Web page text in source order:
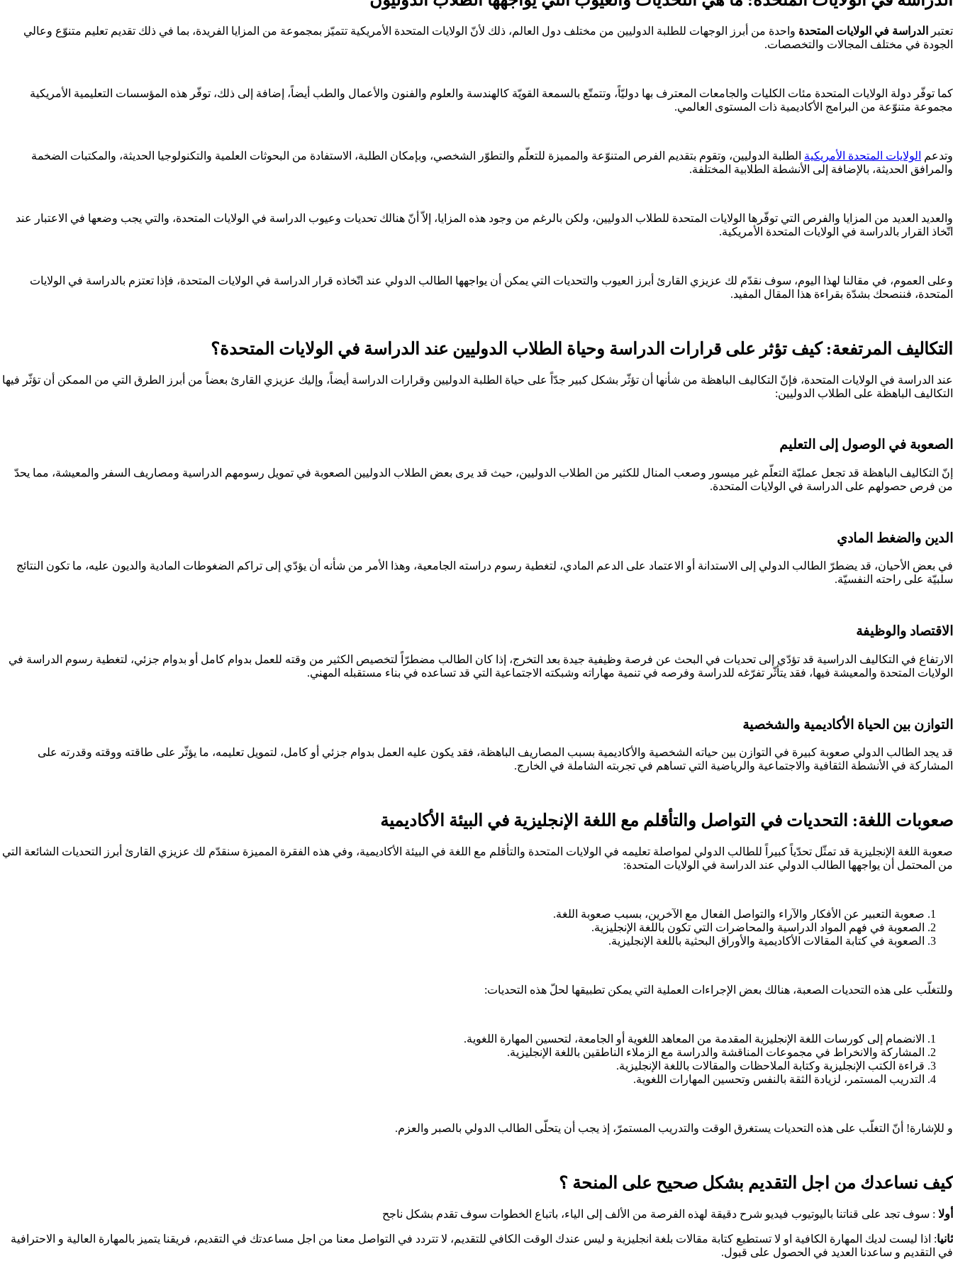
تعتبر الدراسة في الولايات المتحدة واحدة من أبرز الوجهات للطلبة الدوليين من مختلف دول العالم، ذلك لأنّ الولايات المتحدة الأمريكية تتميّز بمجموعة من المزايا الفريدة، بما في ذلك تقديم تعليم متنوّع وعالي
الجودة في مختلف المجالات والتخصصات.
كما توفّر دولة الولايات المتحدة مئات الكليات والجامعات المعترف بها دوليّاً، وتتمتّع بالسمعة القويّة كالهندسة والعلوم والفنون والأعمال والطب أيضاً، إضافة إلى ذلك، توفّر هذه المؤسسات التعليمية الأمريكية
مجموعة متنوّعة من البرامج الأكاديمية ذات المستوى العالمي.
وتدعم الولايات المتحدة الأمريكية الطلبة الدوليين، وتقوم بتقديم الفرص المتنوّعة والمميزة للتعلّم والتطوّر الشخصي، وبإمكان الطلبة، الاستفادة من البحوثات العلمية والتكنولوجيا الحديثة، والمكتبات الضخمة
والمرافق الحديثة، بالإضافة إلى الأنشطة الطلابية المختلفة.
والعديد العديد من المزايا والفرص التي توفّرها الولايات المتحدة للطلاب الدوليين، ولكن بالرغم من وجود هذه المزايا، إلاّ أنّ هنالك تحديات وعيوب الدراسة في الولايات المتحدة، والتي يجب وضعها في الاعتبار عند
اتّخاذ القرار بالدراسة في الولايات المتحدة الأمريكية.
وعلى العموم، في مقالنا لهذا اليوم، سوف نقدّم لك عزيزي القارئ أبرز العيوب والتحديات التي يمكن أن يواجهها الطالب الدولي عند اتّخاذه قرار الدراسة في الولايات المتحدة، فإذا تعتزم بالدراسة في الولايات
المتحدة، فننصحك بشدّة بقراءة هذا المقال المفيد.
التكاليف المرتفعة: كيف تؤثر على قرارات الدراسة وحياة الطلاب الدوليين عند الدراسة في الولايات المتحدة؟
عند الدراسة في الولايات المتحدة، فإنّ التكاليف الباهظة من شأنها أن تؤثّر بشكل كبير جدّاً على حياة الطلبة الدوليين وقرارات الدراسة أيضاً، وإليك عزيزي القارئ بعضاً من أبرز الطرق التي من الممكن أن تؤثّر فيها
التكاليف الباهظة على الطلاب الدوليين:
الصعوبة في الوصول إلى التعليم
إنّ التكاليف الباهظة قد تجعل عمليّة التعلّم غير ميسور وصعب المنال للكثير من الطلاب الدوليين، حيث قد يرى بعض الطلاب الدوليين الصعوبة في تمويل رسومهم الدراسية ومصاريف السفر والمعيشة، مما يحدّ
من فرص حصولهم على الدراسة في الولايات المتحدة.
الدين والضغط المادي
في بعض الأحيان، قد يضطرّ الطالب الدولي إلى الاستدانة أو الاعتماد على الدعم المادي، لتغطية رسوم دراسته الجامعية، وهذا الأمر من شأنه أن يؤدّي إلى تراكم الضغوطات المادية والديون عليه، ما تكون النتائج
سلبيّة على راحته النفسيّة.
الاقتصاد والوظيفة
الارتفاع في التكاليف الدراسية قد تؤدّي إلى تحديات في البحث عن فرصة وظيفية جيدة بعد التخرج، إذا كان الطالب مضطرّاً لتخصيص الكثير من وقته للعمل بدوام كامل أو بدوام جزئي، لتغطية رسوم الدراسة في
الولايات المتحدة والمعيشة فيها، فقد يتأثّر تفرّغه للدراسة وفرصه في تنمية مهاراته وشبكته الاجتماعية التي قد تساعده في بناء مستقبله المهني.
التوازن بين الحياة الأكاديمية والشخصية
قد يجد الطالب الدولي صعوبة كبيرة في التوازن بين حياته الشخصية والأكاديمية بسبب المصاريف الباهظة، فقد يكون عليه العمل بدوام جزئي أو كامل، لتمويل تعليمه، ما يؤثّر على طاقته ووقته وقدرته على
المشاركة في الأنشطة الثقافية والاجتماعية والرياضية التي تساهم في تجربته الشاملة في الخارج.
صعوبات اللغة: التحديات في التواصل والتأقلم مع اللغة الإنجليزية في البيئة الأكاديمية
صعوبة اللغة الإنجليزية قد تمثّل تحدّياً كبيراً للطالب الدولي لمواصلة تعليمه في الولايات المتحدة والتأقلم مع اللغة في البيئة الأكاديمية، وفي هذه الفقرة المميزة سنقدّم لك عزيزي القارئ أبرز التحديات الشائعة التي
من المحتمل أن يواجهها الطالب الدولي عند الدراسة في الولايات المتحدة:
صعوبة التعبير عن الأفكار والآراء والتواصل الفعال مع الآخرين، بسبب صعوبة اللغة.
الصعوبة في فهم المواد الدراسية والمحاضرات التي تكون باللغة الإنجليزية.
الصعوبة في كتابة المقالات الأكاديمية والأوراق البحثية باللغة الإنجليزية.
وللتغلّب على هذه التحديات الصعبة، هنالك بعض الإجراءات العملية التي يمكن تطبيقها لحلّ هذه التحديات:
الانضمام إلى كورسات اللغة الإنجليزية المقدمة من المعاهد اللغوية أو الجامعة، لتحسين المهارة اللغوية.
المشاركة والانخراط في مجموعات المناقشة والدراسة مع الزملاء الناطقين باللغة الإنجليزية.
قراءة الكتب الإنجليزية وكتابة الملاحظات والمقالات باللغة الإنجليزية.
التدريب المستمر، لزيادة الثقة بالنفس وتحسين المهارات اللغوية.
و للإشارة! أنّ التغلّب على هذه التحديات يستغرق الوقت والتدريب المستمرّ، إذ يجب أن يتحلّى الطالب الدولي بالصبر والعزم.
كيف نساعدك من اجل التقديم بشكل صحيح على المنحة ؟​
أولا : سوف تجد على قناتنا باليوتيوب فيديو شرح دقيقة لهذه الفرصة من الألف إلى الياء، باتباع الخطوات سوف تقدم بشكل ناجح
ثانيا: اذا ليست لديك المهارة الكافية او لا تستطيع كتابة مقالات بلغة انجليزية و ليس عندك الوقت الكافي للتقديم، لا تتردد في التواصل معنا من اجل مساعدتك في التقديم، فريقنا يتميز بالمهارة العالية و الاحترافية
في التقديم و ساعدنا العديد في الحصول على قبول.